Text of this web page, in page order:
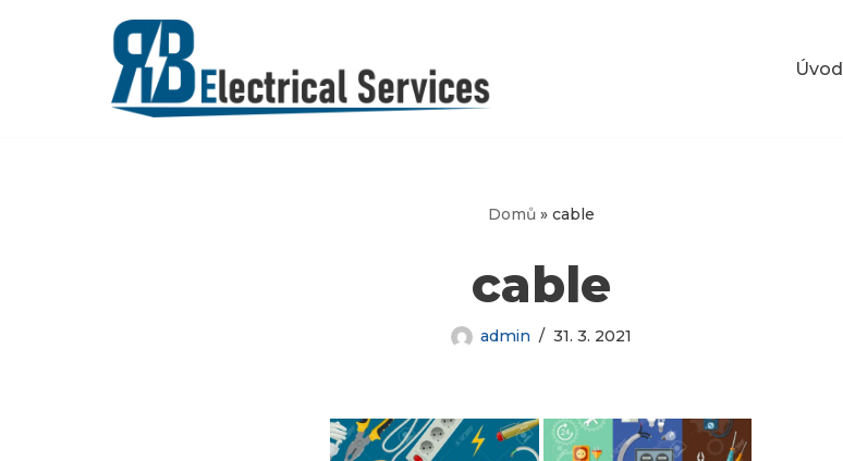
Úvod
Domů» cable
cable
admin 31. 3. 2021